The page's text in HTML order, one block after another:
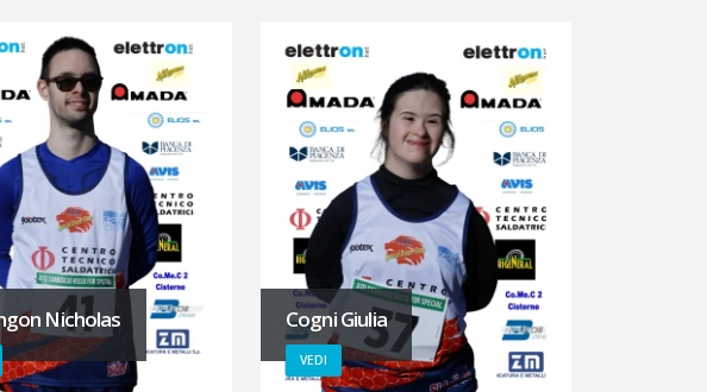
Nicholas Cogni Giulia
VEDI